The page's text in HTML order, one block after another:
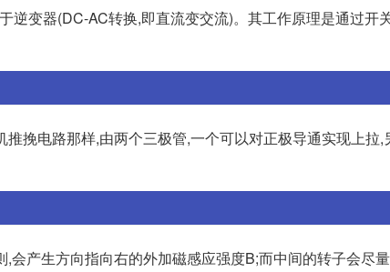
逆变器(DC-AC转换,即直流变交流)。其工作原理是通过开
挽电路那样,由两个三极管,一个可以对正极导通实现上拉
会产生方向指向右的外加磁感应强度B;而中间的转子会尽